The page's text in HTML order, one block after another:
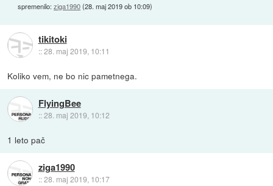
spremenilo:ziga1990(28. maj 2019 ob 10:09)
tikitoki
::28. maj 2019, 10:11
Koliko vem, ne bo nic pametnega.
FlyingBee
::28. maj 2019, 10:12
1 leto pač
ziga1990
::28. maj 2019, 10:17